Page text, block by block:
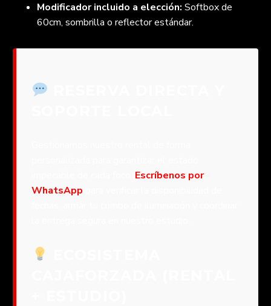
Modificador incluido a elección: Softbox de
60cm, sombrilla o reflector estándar.
Escríbenos por
WhatsApp